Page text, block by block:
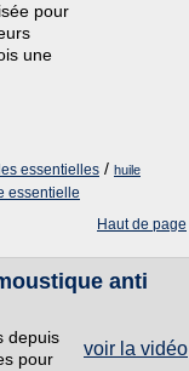
pour
une
essentielles / huile
essentielle
Haut de page
anti
voir la vidéo
depuis
pour